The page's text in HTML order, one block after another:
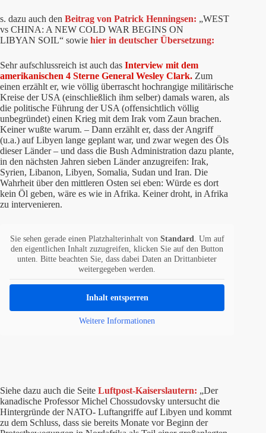
s. dazu auch den Beitrag von Patrick Henningsen: „WEST
vs CHINA: A NEW COLD WAR BEGINS ON
LIBYAN SOIL“ sowie hier in deutscher Übersetzung:
Sehr aufschlussreich ist auch das Interview mit dem
amerikanischen 4 Sterne General Wesley Clark. Zum
einen erzählt er, wie völlig überrascht hochrangige militärische
Kreise der USA (einschließlich ihm selber) damals waren, als
die politische Führung der USA (offensichtlich völlig
unbegründet) einen Krieg mit dem Irak vom Zaun brachen.
Keiner wußte warum. – Dann erzählt er, dass der Angriff
(u.a.) auf Libyen lange geplant war, und zwar wegen des Öls
dieser Länder – und dass die Bush Administration dazu plante,
in den nächsten Jahren sieben Länder anzugreifen: Irak,
Syrien, Libanon, Libyen, Somalia, Sudan und Iran. Die
Wahrheit über den mittleren Osten sei eben: Würde es dort
kein Öl geben, wäre es wie in Afrika. Keiner droht, in Afrika
zu intervenieren.
Sie sehen gerade einen Platzhalterinhalt von Standard. Um auf
den eigentlichen Inhalt zuzugreifen, klicken Sie auf den Button
unten. Bitte beachten Sie, dass dabei Daten an Drittanbieter
weitergegeben werden.
Inhalt entsperren
Weitere Informationen
Siehe dazu auch die Seite Luftpost-Kaiserslautern: „Der
kanadische Professor Michel Chossudovsky untersucht die
Hintergründe der NATO- Luftangriffe auf Libyen und kommt
zu dem Schluss, dass sie bereits Monate vor Beginn der